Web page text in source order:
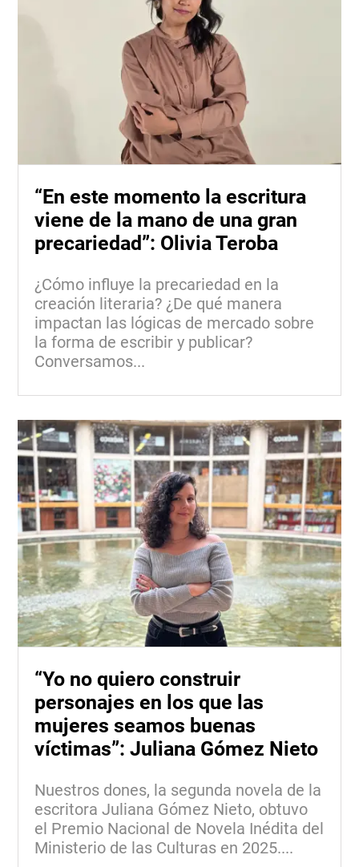
“En este momento la escritura
viene de la mano de una gran
precariedad”: Olivia Teroba
¿Cómo influye la precariedad en la
creación literaria? ¿De qué manera
impactan las lógicas de mercado sobre
la forma de escribir y publicar?
Conversamos...
“Yo no quiero construir
personajes en los que las
mujeres seamos buenas
víctimas”: Juliana Gómez Nieto
Nuestros dones, la segunda novela de la
escritora Juliana Gómez Nieto, obtuvo
el Premio Nacional de Novela Inédita del
Ministerio de las Culturas en 2025....